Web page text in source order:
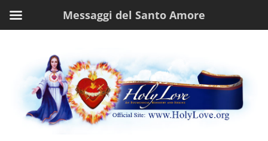
Messaggi del Santo Amore